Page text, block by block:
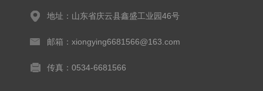
地址：山东省庆云县鑫盛工业园46号
邮箱：xiongying6681566@163.com
传真：0534-6681566